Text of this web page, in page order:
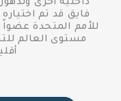
داخلية أخرى وتدهور
فايق قد تم
للأمم المتحدة عضواً
مستوى العالم